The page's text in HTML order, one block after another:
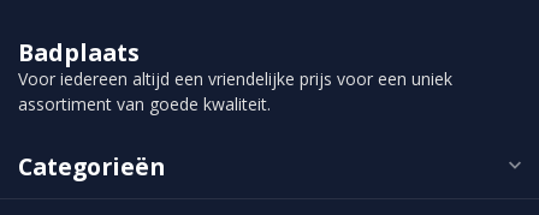
Badplaats
Voor iedereen altijd een vriendelijke prijs voor een uniek
assortiment van goede kwaliteit.
Categorieën